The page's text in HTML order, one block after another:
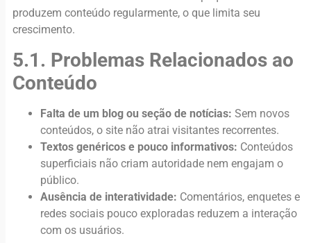
produzem conteúdo regularmente, o que limita seu
crescimento.
5.1. Problemas Relacionados ao
Conteúdo
Falta de um blog ou seção de notícias: Sem novos
conteúdos, o site não atrai visitantes recorrentes.
Textos genéricos e pouco informativos: Conteúdos
superficiais não criam autoridade nem engajam o
público.
Ausência de interatividade: Comentários, enquetes e
redes sociais pouco exploradas reduzem a interação
com os usuários.